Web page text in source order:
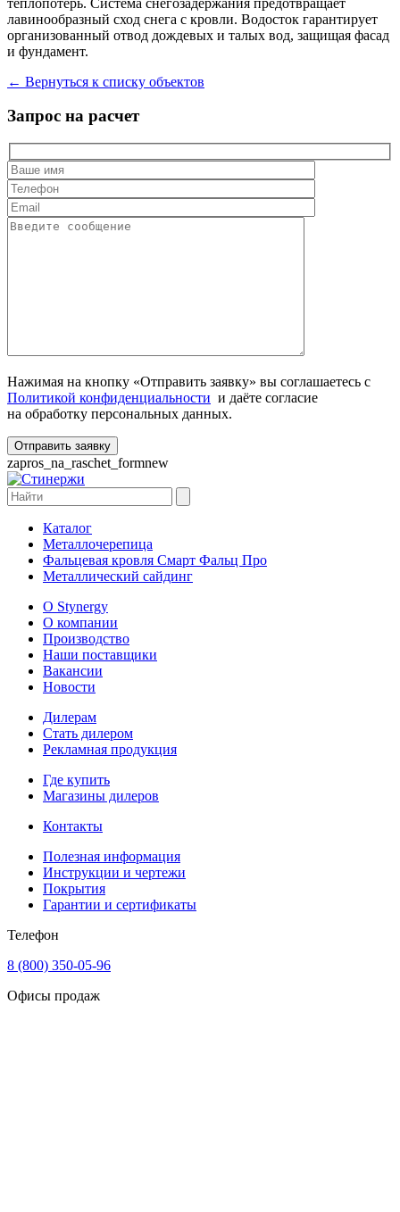
лавинообразный сход снега с кровли. Водосток гарантирует
организованный отвод дождевых и талых вод, защищая фасад
и фундамент.
← Вернуться к списку объектов
Запрос на расчет
Нажимая на кнопку «Отправить заявку» вы соглашаетесь с
Политикой конфиденциальности и даёте согласие
на обработку персональных данных.
zapros_na_raschet_formnew
Каталог
Металлочерепица
Фальцевая кровля Смарт Фальц Про
Металлический сайдинг
О Stynergy
О компании
Производство
Наши поставщики
Вакансии
Новости
Дилерам
Стать дилером
Рекламная продукция
Где купить
Магазины дилеров
Контакты
Полезная информация
Инструкции и чертежи
Покрытия
Гарантии и сертификаты
Телефон
8 (800) 350-05-96
Офисы продаж